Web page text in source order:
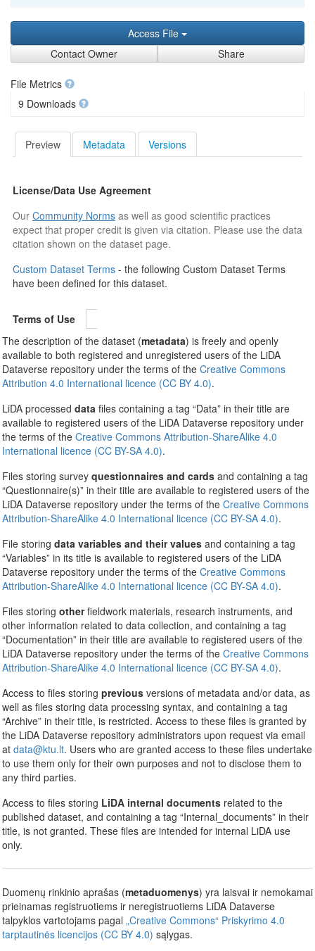
Access File
Contact Owner
Share
File Metrics
9 Downloads
Preview Metadata Versions
License/Data Use Agreement
Our Community Normsas well as good scientific practices
expect that proper credit is given via citation. Please use the data
citation shown on the dataset page.
Custom Dataset Terms - the following Custom Dataset Terms
have been defined for this dataset.
Terms of Use
The description of the dataset (metadata) is freely and openly
available to both registered and unregistered users of the LiDA
Dataverse repository under the terms of the Creative Commons
Attribution 4.0 International licence (CC BY 4.0).
LiDA processed data files containing a tag “Data” in their title are
available to registered users of the LiDA Dataverse repository under
the terms of the Creative Commons Attribution-ShareAlike 4.0
International licence (CC BY-SA 4.0).
Files storing survey questionnaires and cardsand containing a tag
“Questionnaire(s)” in their title are available to registered users of the
LiDA Dataverse repository under the terms of the Creative Commons
Attribution-ShareAlike 4.0 International licence (CC BY-SA 4.0).
File storing data variables and their valuesand containing a tag
“Variables” in its title is available to registered users of the LiDA
Dataverse repository under the terms of the Creative Commons
Attribution-ShareAlike 4.0 International licence (CC BY-SA 4.0).
Files storing otherfieldwork materials, research instruments, and
other information related to data collection, and containing a tag
“Documentation” in their title are available to registered users of the
LiDA Dataverse repository under the terms of the Creative Commons
Attribution-ShareAlike 4.0 International licence (CC BY-SA 4.0).
Access to files storing previousversions of metadata and/or data, as
well as files storing data processing syntax, and containing a tag
“Archive” in their title, is restricted. Access to these files is granted by
the LiDA Dataverse repository administrators upon request via email
at data@ktu.lt. Users who are granted access to these files undertake
to use them only for their own purposes and not to disclose them to
any third parties.
Access to files storing LiDA internal documentsrelated to the
published dataset, and containing a tag “Internal_documents” in their
title, is not granted. These files are intended for internal LiDA use
only.
Duomenų rinkinio aprašas (metaduomenys) yra laisvai ir nemokamai
prieinamas registruotiems ir neregistruotiems LiDA Dataverse
talpyklos vartotojams pagal „Creative Commons“ Priskyrimo 4.0
tarptautinės licencijos (CC BY 4.0) sąlygas.